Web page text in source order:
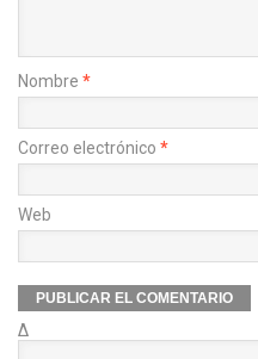
Nombre *
Correo electrónico *
Web
Δ